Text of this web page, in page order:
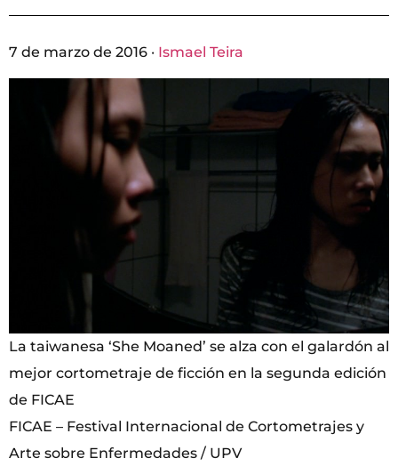
7 de marzo de 2016 · Ismael Teira
La taiwanesa ‘She Moaned’ se alza con el galardón al
mejor cortometraje de ficción en la segunda edición
de FICAE
FICAE – Festival Internacional de Cortometrajes y
Arte sobre Enfermedades / UPV